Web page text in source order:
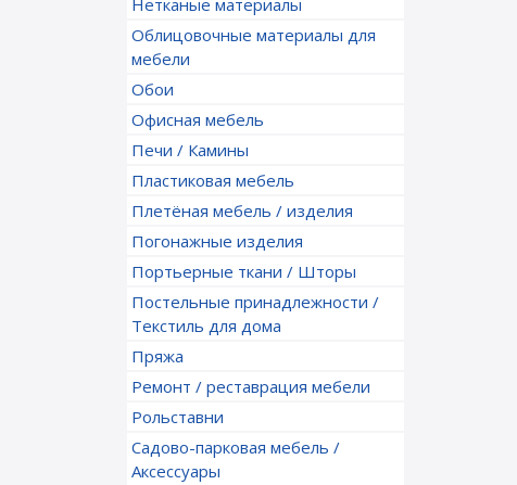
Нетканые материалы
Облицовочные материалы для
мебели
Обои
Офисная мебель
Печи / Камины
Пластиковая мебель
Плетёная мебель / изделия
Погонажные изделия
Портьерные ткани / Шторы
Постельные принадлежности /
Текстиль для дома
Пряжа
Ремонт / реставрация мебели
Рольставни
Садово-парковая мебель /
Аксессуары